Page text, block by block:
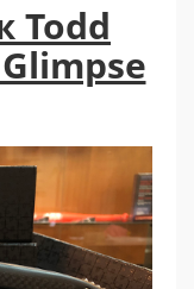
Todd